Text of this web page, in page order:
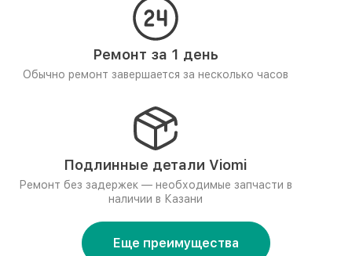
Ремонт за 1 день
Обычно ремонт завершается за несколько часов
Подлинные детали Viomi
Ремонт без задержек — необходимые запчасти в
наличии в Казани
Еще преимущества